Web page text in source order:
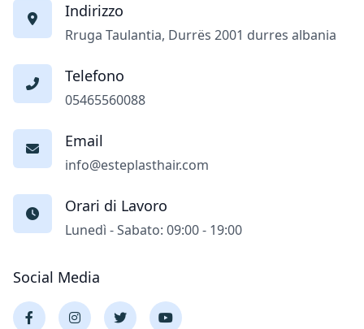
Indirizzo
Rruga Taulantia, Durrës 2001 durres albania
Telefono
05465560088
Email
info@esteplasthair.com
Orari di Lavoro
Lunedì - Sabato: 09:00 - 19:00
Social Media